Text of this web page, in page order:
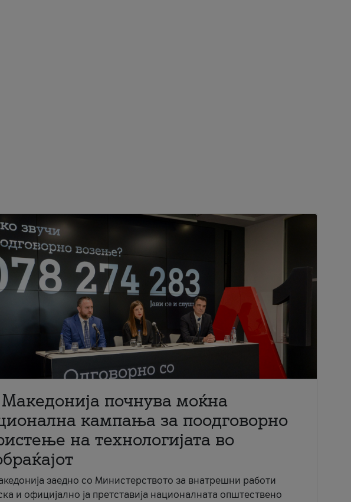
почнува моќна
кампања за поодговорно
на технологијата во
заедно со Министерството за внатрешни работи
и официјално ја претставија националната општествено